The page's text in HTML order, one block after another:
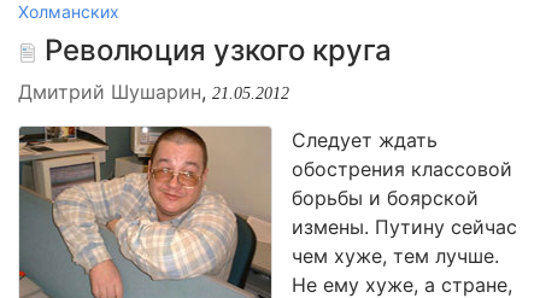
Холманских
Революция узкого круга
Дмитрий Шушарин, 21.05.2012
Следует ждать
обострения классовой
борьбы и боярской
измены. Путину сейчас
чем хуже, тем лучше.
Не ему хуже, а стране,